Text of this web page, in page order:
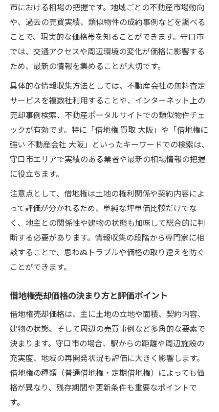
市における相場の把握です。地域ごとの不動産市場動向
や、過去の売買実績、類似物件の成約事例などを調べる
ことで、現実的な価格帯を知ることができます。守口市
では、交通アクセスや周辺環境の変化が価格に影響する
ため、最新の情報を集めることが大切です。
具体的な情報収集方法としては、不動産会社の無料査定
サービスを複数社利用することや、インターネット上の
売却事例検索、不動産ポータルサイトでの類似物件チェ
ックが有効です。特に「借地権 買取 大阪」や「借地権に
強い 不動産会社 大阪」といったキーワードでの検索は、
守口市エリアで実績のある業者や最新の相場情報の把握
に役立ちます。
注意点として、借地権は土地の権利関係や契約内容によ
って評価が分かれるため、単純な坪単価比較だけでな
く、地主との関係性や建物の状態も加味して総合的に判
断する必要があります。情報収集の段階から専門家に相
談することで、思わぬトラブルや価格の取り違えを防ぐ
ことができます。
借地権売却価格の決まり方と評価ポイント
借地権売却価格は、主に土地の立地や面積、契約内容、
建物の状態、そして周辺の売買事例など多角的な要素で
決まります。守口市の場合、駅からの距離や周辺施設の
充実度、地域の再開発状況も評価に大きく影響します。
借地権の種類（普通借地権・定期借地権）によっても価
格が異なり、残存期間や更新条件も重要なポイントで
す。